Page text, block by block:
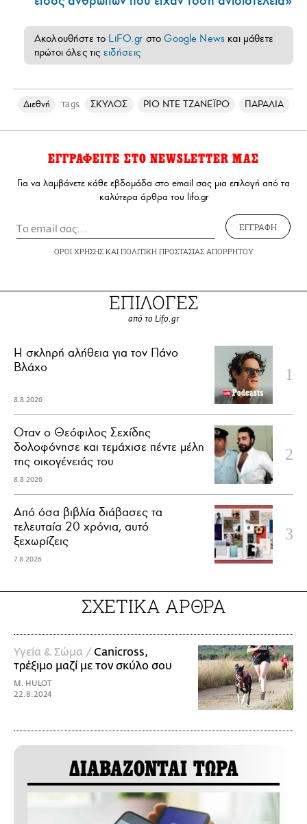
Ακολουθήστε το LiFO.gr στοGoogle News και μάθετε
πρώτοι όλες τις ειδήσεις
Διεθνή Tags ΣΚΥΛΟΣ ΡΙΟ ΝΤΕ ΤΖΑΝΕΪΡΟ ΠΑΡΑΛΙΑ
ΕΓΓΡΑΦΕΙΤΕ ΣΤΟ NEWSLETTER ΜΑΣ
Για να λαμβάνετε κάθε εβδομάδα στο email σας μια επιλογή από τα
καλύτερα άρθρα του lifo.gr
ΕΓΓΡΑΦΗ
ΟΡΟΙ ΧΡΗΣΗΣΚΑΙ ΠΟΛΙΤΙΚΗ ΠΡΟΣΤΑΣΙΑΣ ΑΠΟΡΡΗΤΟΥ
ΕΠΙΛΟΓΕΣ
από το Lifo.gr
H σκληρή αλήθεια για τον Πάνο
Βλάχο
8.8.2026
Όταν ο Θεόφιλος Σεχίδης
δολοφόνησε και τεμάχισε πέντε μέλη
της οικογένειάς του
8.8.2026
Από όσα βιβλία διάβασες τα
τελευταία 20 χρόνια, αυτό
ξεχωρίζεις
7.8.2026
ΣΧΕΤΙΚΑ ΑΡΘΡΑ
Υγεία & Σώμα /Canicross,
τρέξιμο μαζί με τον σκύλο σου
M. HULOT
22.8.2024
ΔΙΑΒΑΖΟΝΤΑΙ ΤΩΡΑ